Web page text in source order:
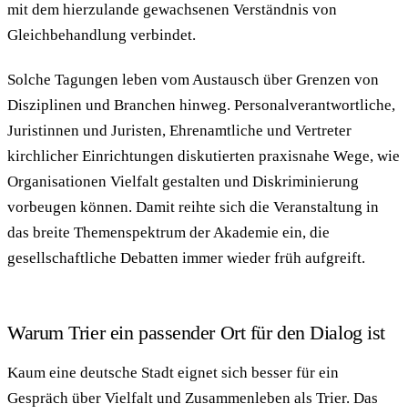
mit dem hierzulande gewachsenen Verständnis von
Gleichbehandlung verbindet.
Solche Tagungen leben vom Austausch über Grenzen von
Disziplinen und Branchen hinweg. Personalverantwortliche,
Juristinnen und Juristen, Ehrenamtliche und Vertreter
kirchlicher Einrichtungen diskutierten praxisnahe Wege, wie
Organisationen Vielfalt gestalten und Diskriminierung
vorbeugen können. Damit reihte sich die Veranstaltung in
das breite Themenspektrum der Akademie ein, die
gesellschaftliche Debatten immer wieder früh aufgreift.
Warum Trier ein passender Ort für den Dialog ist
Kaum eine deutsche Stadt eignet sich besser für ein
Gespräch über Vielfalt und Zusammenleben als Trier. Das